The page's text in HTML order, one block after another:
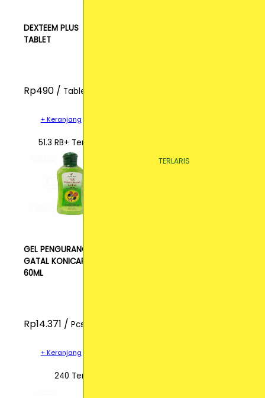
TERLARIS
TERLARIS
TERLARIS
DEXTEEM PLUS
TABLET
Rp490 / Tablet
+ Keranjang
51.3 RB+ Terjual
GEL PENGURANG
GATAL KONICARE
60ML
Rp14.371 / Pcs
+ Keranjang
240 Terjual